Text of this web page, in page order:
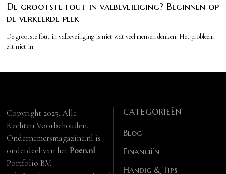
De grootste fout in valbeveiliging? Beginnen op
de verkeerde plek
De grootste fout in valbeveiliging is niet wat veel mensen denken. Het probleem
zit niet in
Copyright 2025. Alle
Rechten Voorbehouden.
Ondernemersmagazine.nl is
onderdeel van hetPoen.nl
Portfolio B.V.
CATEGORIEËN
Blog
Financiën
Handig & Tips